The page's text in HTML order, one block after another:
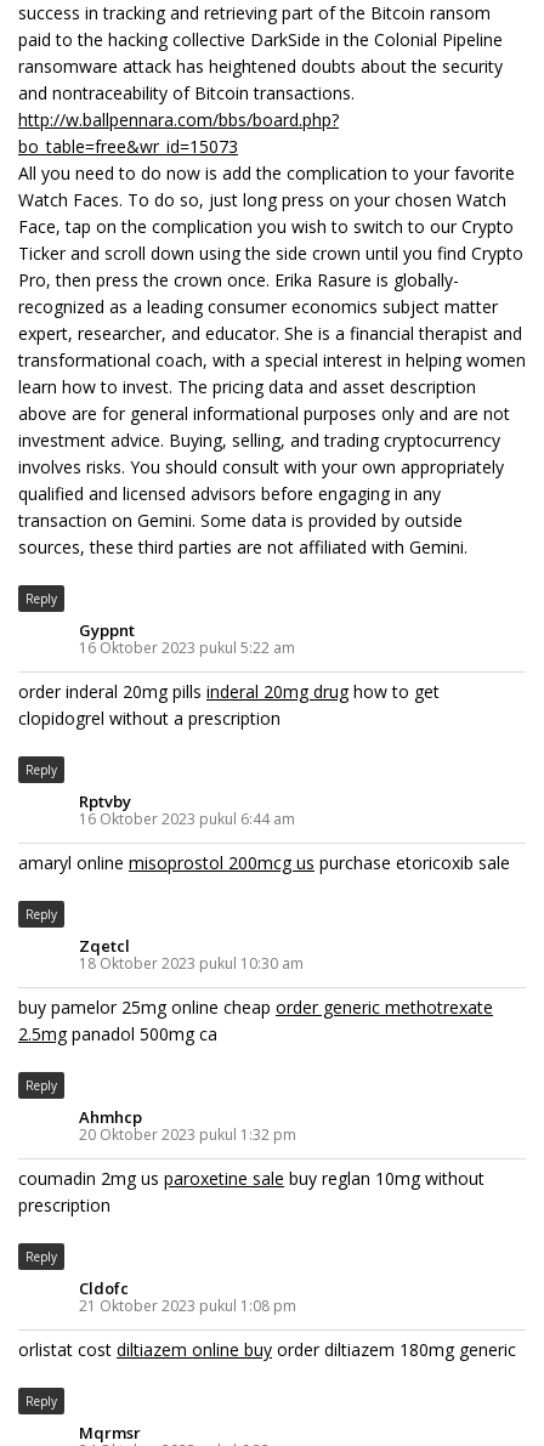
success in tracking and retrieving part of the Bitcoin ransom
paid to the hacking collective DarkSide in the Colonial Pipeline
ransomware attack has heightened doubts about the security
and nontraceability of Bitcoin transactions.
http://w.ballpennara.com/bbs/board.php?
bo_table=free&wr_id=15073
All you need to do now is add the complication to your favorite
Watch Faces. To do so, just long press on your chosen Watch
Face, tap on the complication you wish to switch to our Crypto
Ticker and scroll down using the side crown until you find Crypto
Pro, then press the crown once. Erika Rasure is globally-
recognized as a leading consumer economics subject matter
expert, researcher, and educator. She is a financial therapist and
transformational coach, with a special interest in helping women
learn how to invest. The pricing data and asset description
above are for general informational purposes only and are not
investment advice. Buying, selling, and trading cryptocurrency
involves risks. You should consult with your own appropriately
qualified and licensed advisors before engaging in any
transaction on Gemini. Some data is provided by outside
sources, these third parties are not affiliated with Gemini.
Reply
Gyppnt
16 Oktober 2023 pukul 5:22 am
order inderal 20mg pills inderal 20mg drughow to get
clopidogrel without a prescription
Reply
Rptvby
16 Oktober 2023 pukul 6:44 am
amaryl online misoprostol 200mcg us purchase etoricoxib sale
Reply
Zqetcl
18 Oktober 2023 pukul 10:30 am
buy pamelor 25mg online cheap order generic methotrexate
2.5mgpanadol 500mg ca
Reply
Ahmhcp
20 Oktober 2023 pukul 1:32 pm
coumadin 2mg us paroxetine sale buy reglan 10mg without
prescription
Reply
Cldofc
21 Oktober 2023 pukul 1:08 pm
orlistat cost diltiazem online buy order diltiazem 180mg generic
Reply
Mqrmsr